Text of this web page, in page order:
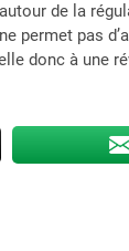
de la
permet pas
donc à une